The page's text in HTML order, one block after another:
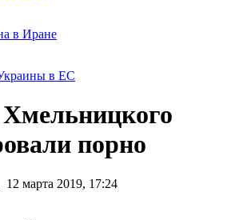
в Иране
в ЕС
порно
12 марта 2019, 17:24